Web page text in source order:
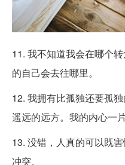
11. 我不知道我会在哪个
的自己会去往哪里。
12. 我拥有比孤独还要孤
遥远的远方。我的内心一
13. 没错，人真的可以既
冲突。